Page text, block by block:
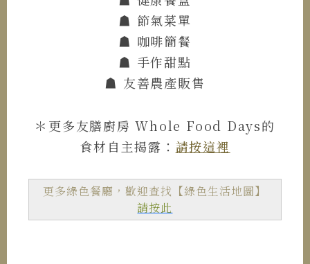
☗ ​​​​​​節氣菜單
☗ 咖啡簡餐
☗ 手作甜點
☗ 友善農產販售
＊更多友膳廚房 Whole Food Days的
食材自主揭露： 請按這裡
更多綠色餐廳，歡迎查找【綠色生活地圖】
請按此